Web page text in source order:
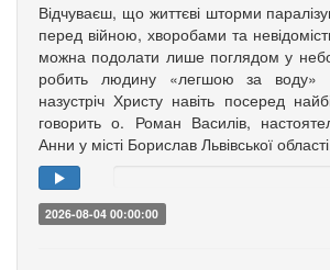
Відчуваєш, що життєві шторми
перед війною, хворобами та
можна подолати лише поглядом у
робить людину «легшою за воду»
назустріч Христу навіть посеред
говорить о. Роман Василів,
Анни у місті Борислав Львівської
2026-08-04 00:00:00